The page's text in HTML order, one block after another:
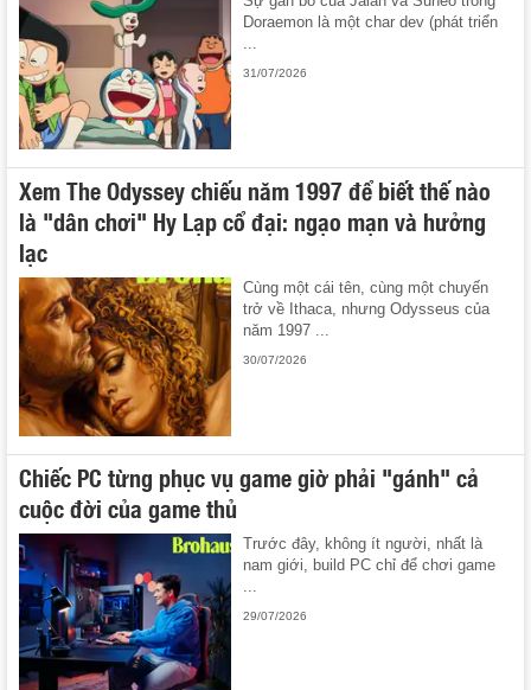
Doraemon là một char dev (phát triển
31/07/2026
Xem The Odyssey chiếu năm 1997 để biết thế nào
là "dân chơi" Hy Lạp cổ đại: ngạo mạn và hưởng
lạc
Cùng một cái tên, cùng một chuyến
trở về Ithaca, nhưng Odysseus của
năm 1997 ...
30/07/2026
Chiếc PC từng phục vụ game giờ phải "gánh" cả
cuộc đời của game thủ
Trước đây, không ít người, nhất là
nam giới, build PC chỉ để chơi game
...
29/07/2026